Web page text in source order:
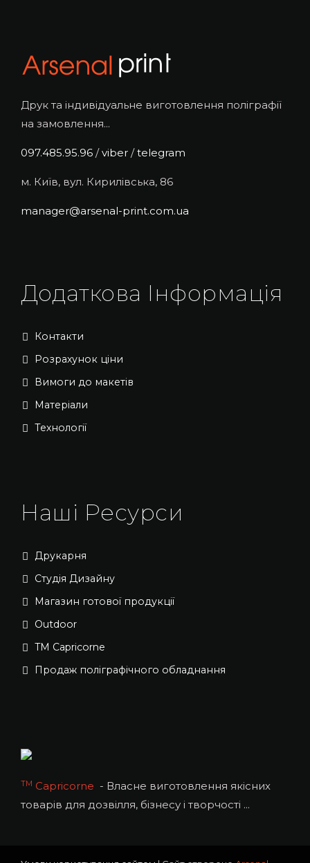
Друк та індивідуальне виготовлення поліграфії
на замовлення...
097.485.95.96 /viber /telegram
м. Київ, вул. Кирилівська, 86
manager@arsenal-print.com.ua
Додаткова Інформація
Контакти
Розрахунок ціни
Вимоги до макетів
Матеріали
Технології
Наші Ресурси
Друкарня
Студія Дизайну
Магазин готової продукції
Outdoor
TM Capricorne
Продаж поліграфічного обладнання
ТМ Capricorne - Власне виготовлення якісних
товарів для дозвілля, бізнесу і творчості ...